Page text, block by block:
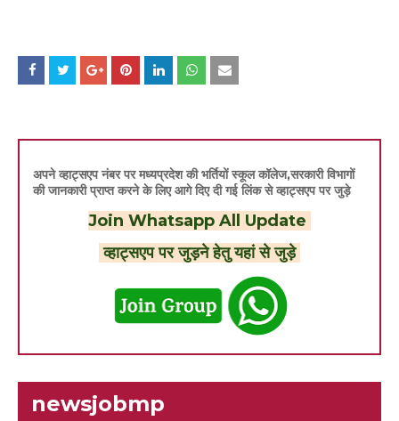
अपने व्हाट्सएप नंबर पर मध्यप्रदेश की भर्तियों स्कूल कॉलेज,सरकारी विभागों
की जानकारी प्राप्त करने के लिए आगे दिए दी गई लिंक से व्हाट्सएप पर जुड़े
Join Whatsapp All Update
व्हाट्सएप पर जुड़ने हेतु यहां से जुड़े
newsjobmp